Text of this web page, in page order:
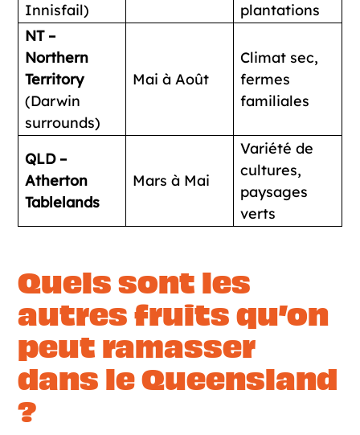
Innisfail)
plantations
NT –
Northern
Territory
(Darwin
surrounds)
Mai à Août
Climat sec,
fermes
familiales
QLD –
Atherton
Tablelands
Mars à Mai
Variété de
cultures,
paysages
verts
Quels sont les
autres fruits qu’on
peut ramasser
dans le Queensland
?